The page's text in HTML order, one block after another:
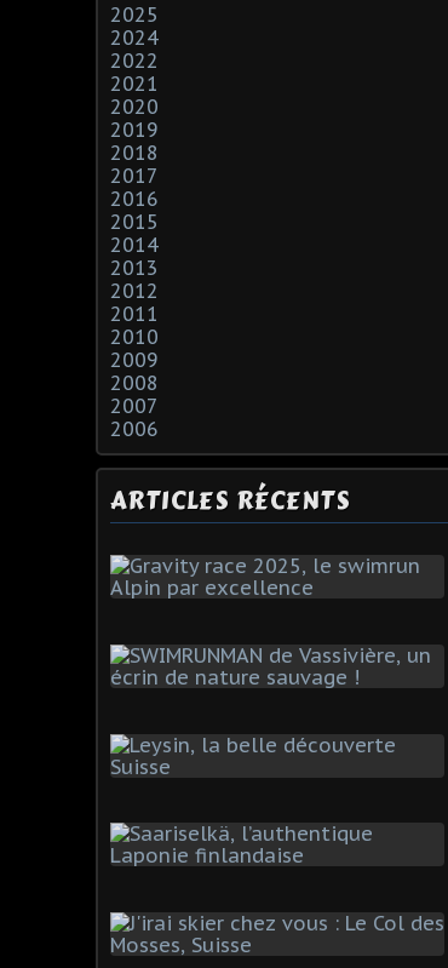
2025
2024
2022
2021
2020
2019
2018
2017
2016
2015
2014
2013
2012
2011
2010
2009
2008
2007
2006
ARTICLES RÉCENTS